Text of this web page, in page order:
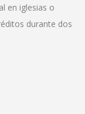
en iglesias o
durante dos